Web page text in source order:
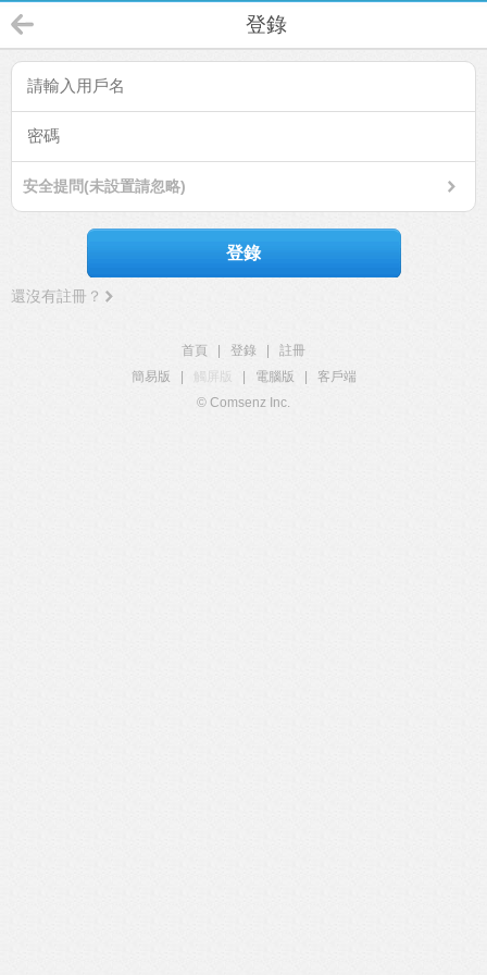
登錄
安全提問(未設置請忽略)
登錄
還沒有註冊？
首頁 登錄
註冊
簡易版
觸屏版 電腦版
客戶端
© Comsenz Inc.